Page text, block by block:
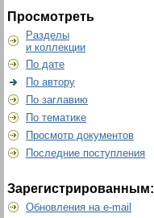
Просмотреть
Разделы
и коллекции
По дате
По автору
По заглавию
По тематике
Просмотр документов
Последние поступления
Зарегистрированным:
Обновления на e-mail